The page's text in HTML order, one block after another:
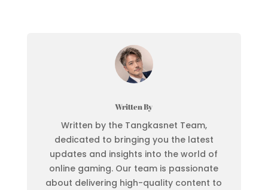
Written By
Written by the Tangkasnet Team,
dedicated to bringing you the latest
updates and insights into the world of
online gaming. Our team is passionate
about delivering high-quality content to